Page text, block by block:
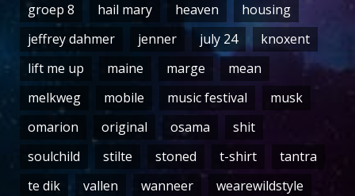
groep 8
hail mary heaven
housing
jeffrey dahmer
jenner july 24
knoxent
lift me up
maine marge
mean
melkweg
mobile music festival
musk
omarion
original osama
shit
soulchild
stilte stoned t-shirt
tantra
te dik
vallen wanneer wearewildstyle